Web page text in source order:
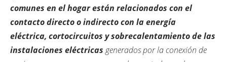
comunes en el hogar están relacionados con el
contacto directo o indirecto con la energía
eléctrica, cortocircuitos y sobrecalentamiento de las
instalaciones eléctricas generados por la conexión de